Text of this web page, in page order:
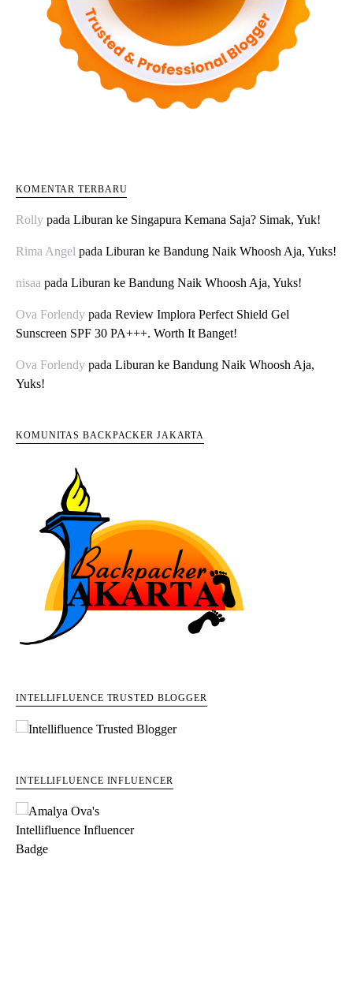
KOMENTAR TERBARU
Rolly pada Liburan ke Singapura Kemana Saja? Simak, Yuk!
Rima Angel pada Liburan ke Bandung Naik Whoosh Aja, Yuks!
nisaa pada Liburan ke Bandung Naik Whoosh Aja, Yuks!
Ova Forlendy pada Review Implora Perfect Shield Gel
Sunscreen SPF 30 PA+++. Worth It Banget!
Ova Forlendy pada Liburan ke Bandung Naik Whoosh Aja,
Yuks!
KOMUNITAS BACKPACKER JAKARTA
INTELLIFLUENCE TRUSTED BLOGGER
INTELLIFLUENCE INFLUENCER